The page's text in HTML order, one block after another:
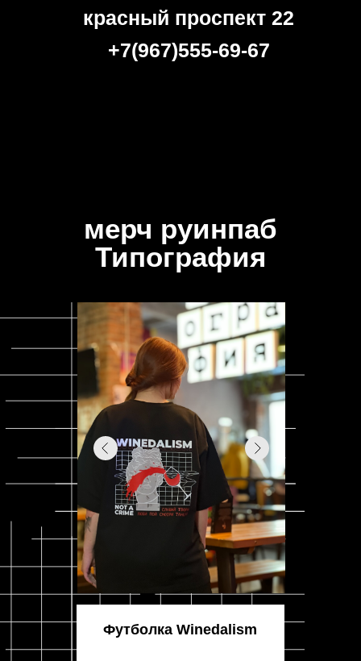
+7(967)555-69-67
красный проспект 22
мерч руинпаб
Типография
Футболка Winedalism